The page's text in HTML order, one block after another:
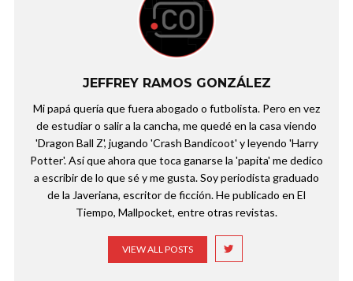
JEFFREY RAMOS GONZÁLEZ
Mi papá quería que fuera abogado o futbolista. Pero en vez
de estudiar o salir a la cancha, me quedé en la casa viendo
'Dragon Ball Z', jugando 'Crash Bandicoot' y leyendo 'Harry
Potter'. Así que ahora que toca ganarse la 'papita' me dedico
a escribir de lo que sé y me gusta. Soy periodista graduado
de la Javeriana, escritor de ficción. He publicado en El
Tiempo, Mallpocket, entre otras revistas.
VIEW ALL POSTS